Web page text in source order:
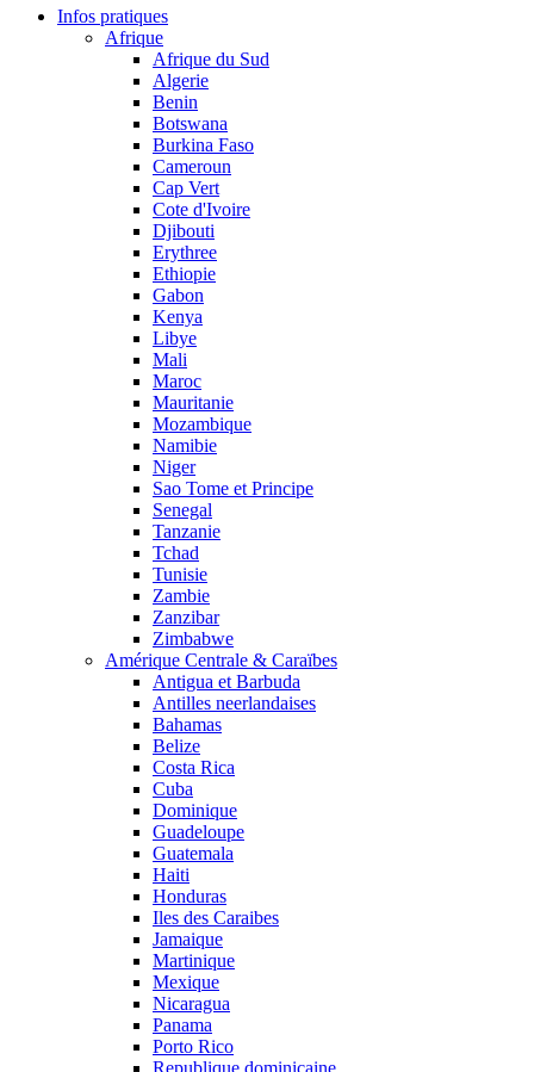
Infos pratiques
Afrique
Afrique du Sud
Algerie
Benin
Botswana
Burkina Faso
Cameroun
Cap Vert
Cote d'Ivoire
Djibouti
Erythree
Ethiopie
Gabon
Kenya
Libye
Mali
Maroc
Mauritanie
Mozambique
Namibie
Niger
Sao Tome et Principe
Senegal
Tanzanie
Tchad
Tunisie
Zambie
Zanzibar
Zimbabwe
Amérique Centrale & Caraïbes
Antigua et Barbuda
Antilles neerlandaises
Bahamas
Belize
Costa Rica
Cuba
Dominique
Guadeloupe
Guatemala
Haiti
Honduras
Iles des Caraibes
Jamaique
Martinique
Mexique
Nicaragua
Panama
Porto Rico
Republique dominicaine